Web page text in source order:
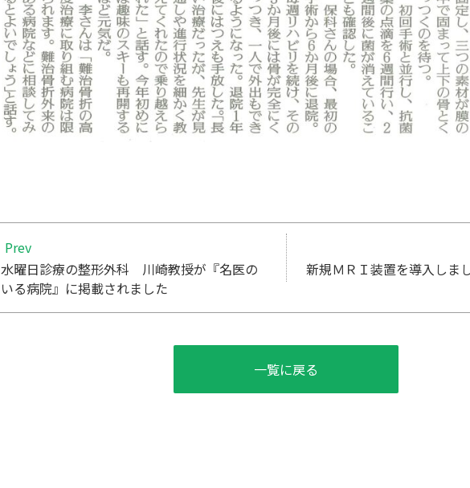
水曜日診療の整形外科 川崎教授が『名医の
いる病院』に掲載されました
Prev
新規ＭＲＩ装置を導入しま
一覧に戻る